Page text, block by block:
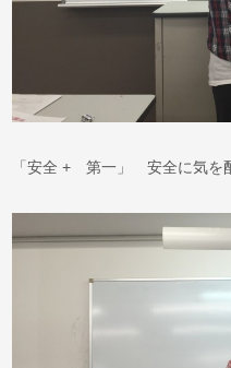
「安全 + 第一」 安全に気